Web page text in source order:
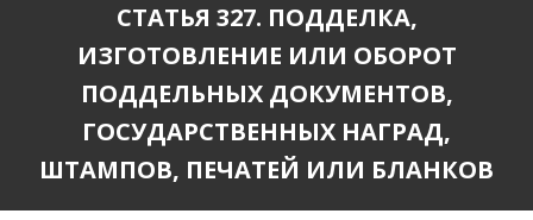
СТАТЬЯ 327. ПОДДЕЛКА,
ИЗГОТОВЛЕНИЕ ИЛИ ОБОРОТ
ПОДДЕЛЬНЫХ ДОКУМЕНТОВ,
ГОСУДАРСТВЕННЫХ НАГРАД,
ШТАМПОВ, ПЕЧАТЕЙ ИЛИ БЛАНКОВ